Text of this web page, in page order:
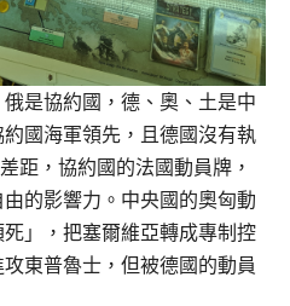
是協約國，德、奧、土是中
國海軍領先，且德國沒有執
距，協約國的法國動員牌，
的影響力。中央國的奧匈動
」，把塞爾維亞轉成專制控
東普魯士，但被德國的動員